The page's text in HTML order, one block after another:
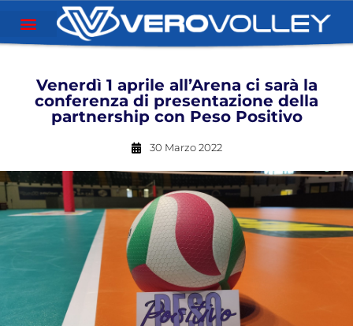
Venerdì 1 aprile all’Arena ci sarà la
conferenza di presentazione della
partnership con Peso Positivo
30 Marzo 2022